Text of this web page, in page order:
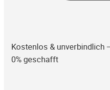
Kostenlos & unverbindlich
0% geschafft